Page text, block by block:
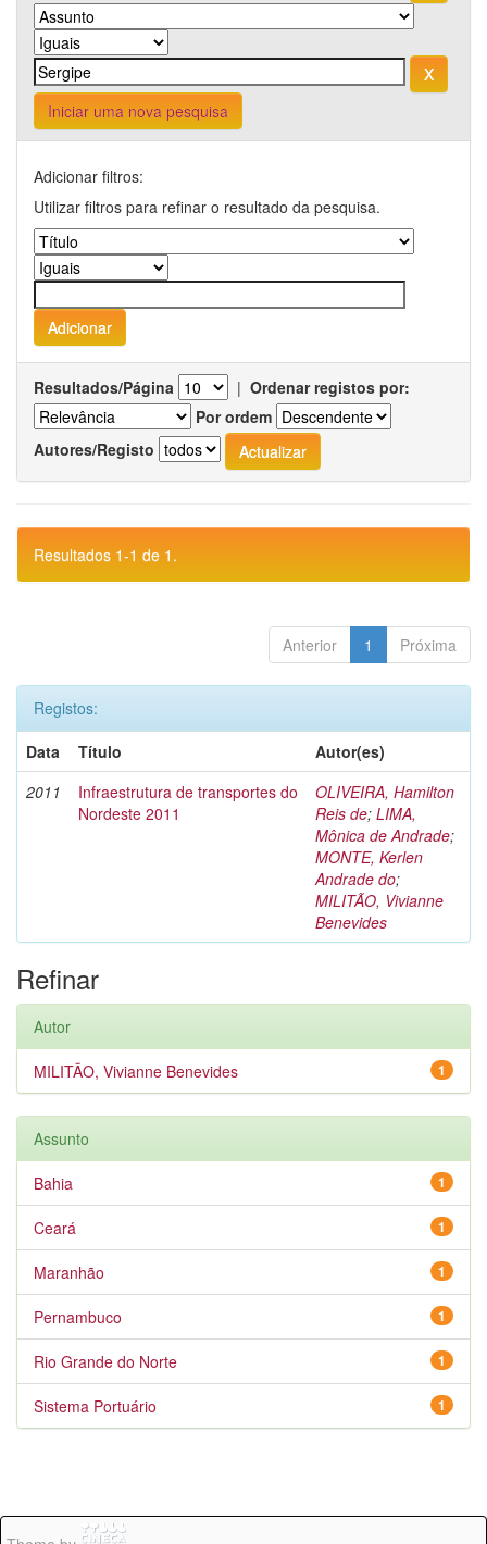
Iniciar uma nova pesquisa
Adicionar filtros:
Utilizar filtros para refinar o resultado da pesquisa.
Resultados/Página | Ordenar registos por:
Por ordem
Autores/Registo
Resultados 1-1 de 1.
Anterior 1 Próxima
Registos:
Data
Título
Autor(es)
2011
Infraestrutura de transportes do
Nordeste 2011
OLIVEIRA, Hamilton
Reis de; LIMA,
Mônica de Andrade;
MONTE, Kerlen
Andrade do;
MILITÃO, Vivianne
Benevides
Refinar
Autor
1
MILITÃO, Vivianne Benevides
Assunto
1
Bahia
1
Ceará
1
Maranhão
1
Pernambuco
1
Rio Grande do Norte
1
Sistema Portuário